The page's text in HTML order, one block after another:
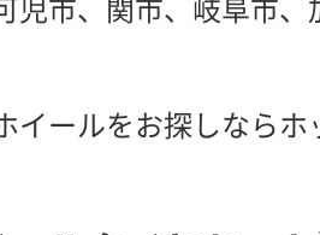
児市、関市、岐阜市
イールをお探しなら